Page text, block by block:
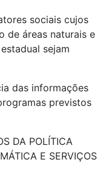
sociais cujos
de áreas naturais e
sejam
das informações
previstos
DA POLÍTICA
E SERVIÇOS